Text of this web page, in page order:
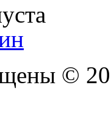
©